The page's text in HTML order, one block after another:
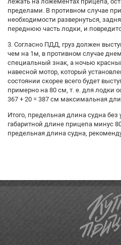
пределами. В противном случае
необходимости развернуться,
переднюю часть лодки, и
3. Согласно ПДД, груз должен
чем на 1м, в противном случае
специальный знак, а ночью
навесной мотор, который
состоянии скорее всего будет
примерно на 80 см, т. е. для лодки
367 + 20 = 387 см максимальная
Итого, предельная длина судна без
габаритной длине прицепа минус
предельная длина судна,